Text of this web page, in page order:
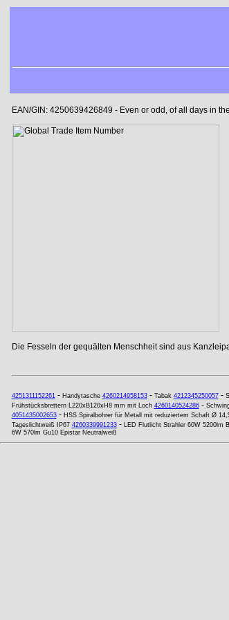
EAN/GIN: 4250639426849 - Even or odd, of all days in
Die Fesseln der gequälten Menschheit sind aus
4251311152261- Handytasche 4260214958153- Tabak 4212345250057-
Frühstücksbrettern L220xB120xH8 mm mit Loch 4260140524286-
4051435002653- HSS Spiralbohrer für Metall mit reduziertem Schaft Ø
Tageslichtweiß IP67 4260339991233- LED Flutlicht Strahler 60W 5200lm
6W 570lm Gu10 Epistar Neutralweiß